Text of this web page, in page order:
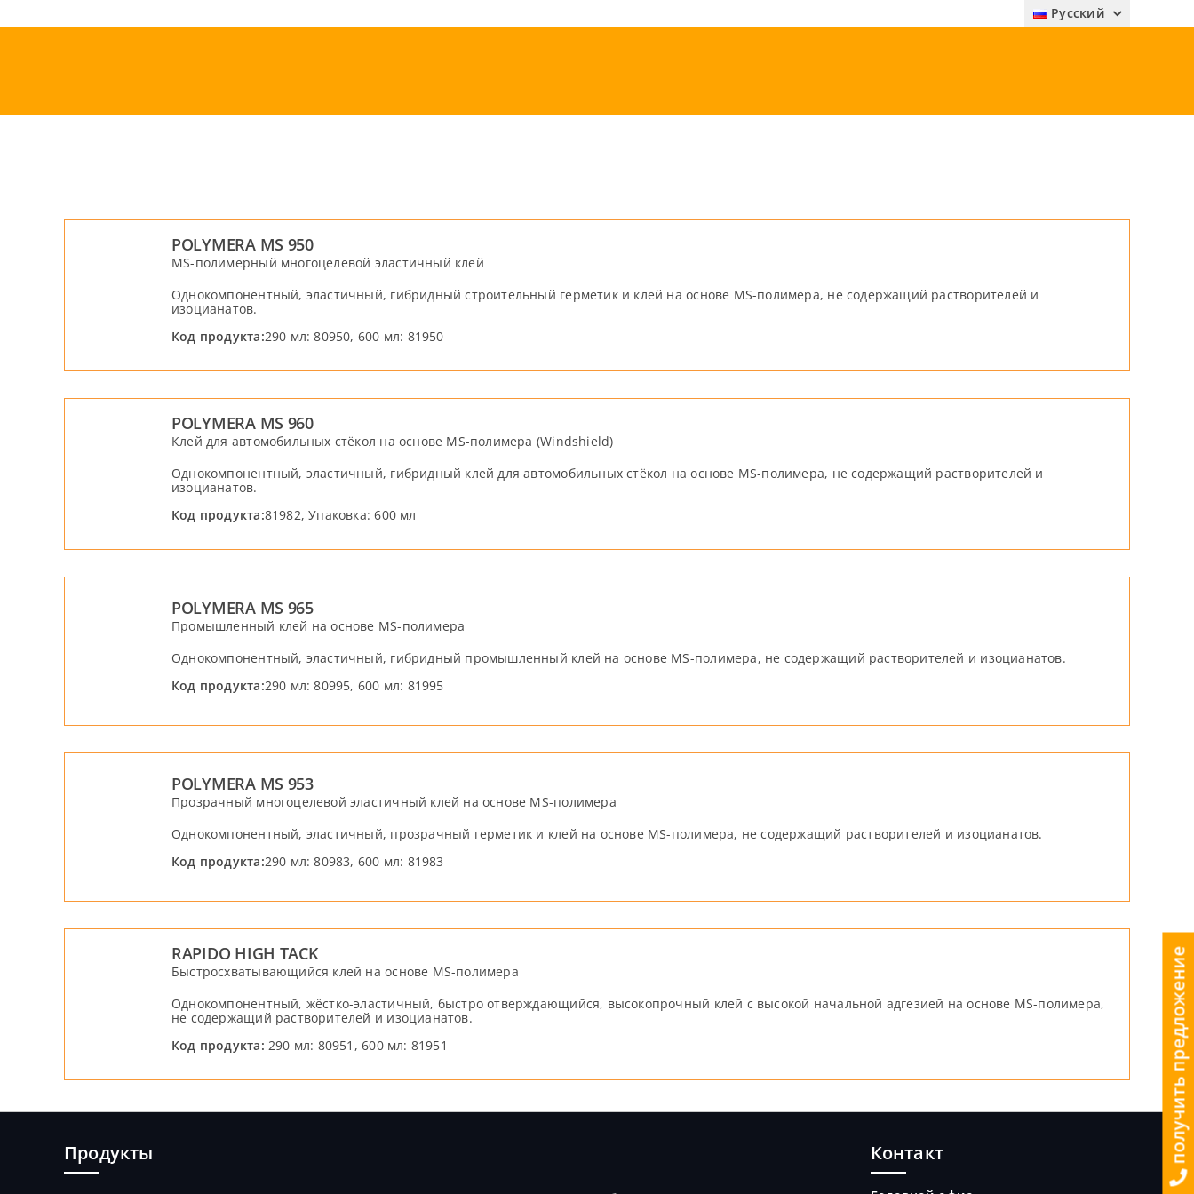
Русский
POLYMERA MS 950
MS-полимерный многоцелевой эластичный клей
Однокомпонентный, эластичный, гибридный строительный герметик и клей на основе MS-полимера, не содержащий растворителей и
изоцианатов.
Код продукта:290 мл: 80950, 600 мл: 81950
POLYMERA MS 960
Клей для автомобильных стёкол на основе MS-полимера (Windshield)
Однокомпонентный, эластичный, гибридный клей для автомобильных стёкол на основе MS-полимера, не содержащий растворителей и
изоцианатов.
Код продукта:81982, Упаковка: 600 мл
POLYMERA MS 965
Промышленный клей на основе MS-полимера
Однокомпонентный, эластичный, гибридный промышленный клей на основе MS-полимера, не содержащий растворителей и изоцианатов.
Код продукта:290 мл: 80995, 600 мл: 81995
POLYMERA MS 953
Прозрачный многоцелевой эластичный клей на основе MS-полимера
Однокомпонентный, эластичный, прозрачный герметик и клей на основе MS-полимера, не содержащий растворителей и изоцианатов.
Код продукта:290 мл: 80983, 600 мл: 81983
RAPIDO HIGH TACK
Быстросхватывающийся клей на основе MS-полимера
Однокомпонентный, жёстко-эластичный, быстро отверждающийся, высокопрочный клей с высокой начальной адгезией на основе MS-полимера,
не содержащий растворителей и изоцианатов.
Код продукта: 290 мл: 80951, 600 мл: 81951
Продукты Контакт получить предложение